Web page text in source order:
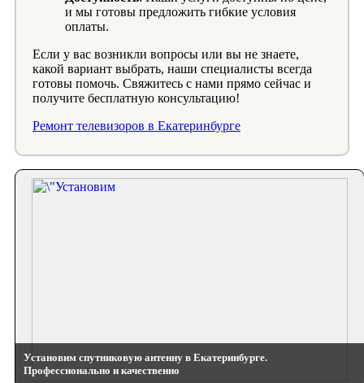
и мы готовы предложить гибкие условия
оплаты.
Если у вас возникли вопросы или вы не знаете,
какой вариант выбрать, наши специалисты всегда
готовы помочь. Свяжитесь с нами прямо сейчас и
получите бесплатную консультацию!
Ремонт телевизоров в Екатеринбурге
Установим спутниковую антенну в Екатеринбурге.
Профессионально и качественно